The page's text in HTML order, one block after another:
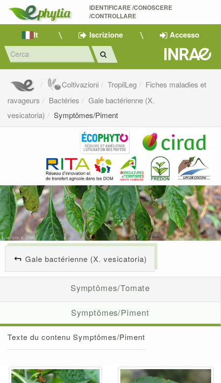
IDENTIFICARE /CONOSCERE
/CONTROLLARE
It Iscrizione Accesso
Coltivazioni TropilLeg
Fiches maladies et
ravageurs
Bactéries
Gale bactérienne (X.
vesicatoria)
Symptômes/Piment
Gale bactérienne (X. vesicatoria)
Symptômes/Tomate
Symptômes/Piment
Texte du contenu Symptômes/Piment